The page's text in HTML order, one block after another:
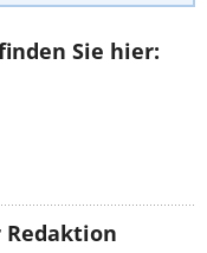
Sie hier: